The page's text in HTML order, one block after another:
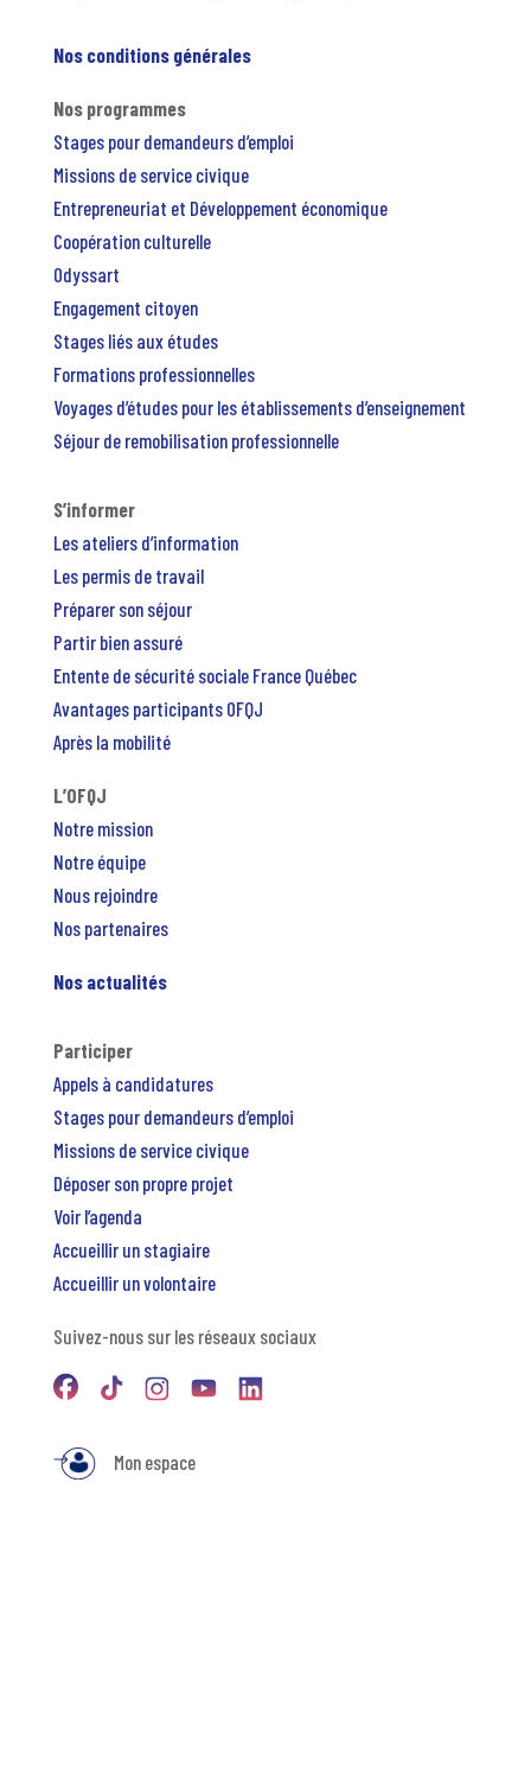
Nos conditions générales
Nos programmes
Stages pour demandeurs d’emploi
Missions de service civique
Entrepreneuriat et Développement économique
Coopération culturelle
Odyssart
Engagement citoyen
Stages liés aux études
Formations professionnelles
Voyages d’études pour les établissements d’enseignement
Séjour de remobilisation professionnelle
S’informer
Les ateliers d’information
Les permis de travail
Préparer son séjour
Partir bien assuré
Entente de sécurité sociale France Québec
Avantages participants OFQJ
Après la mobilité
L’OFQJ
Notre mission
Notre équipe
Nous rejoindre
Nos partenaires
Nos actualités
Participer
Appels à candidatures
Stages pour demandeurs d’emploi
Missions de service civique
Déposer son propre projet
Voir l’agenda
Accueillir un stagiaire
Accueillir un volontaire
Suivez-nous sur les réseaux sociaux
Mon espace